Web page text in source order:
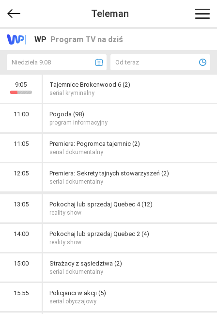
Teleman
WP Program TV na dziś
Niedziela 9.08 Od teraz
9:05 Tajemnice Brokenwood 6 (2)
serial kryminalny
11:00 Pogoda (98)
program informacyjny
11:05 Premiera: Pogromca tajemnic (2)
serial dokumentalny
12:05 Premiera: Sekrety tajnych stowarzyszeń (2)
serial dokumentalny
13:05 Pokochaj lub sprzedaj Quebec 4 (12)
reality show
14:00 Pokochaj lub sprzedaj Quebec 2 (4)
reality show
15:00 Strażacy z sąsiedztwa (2)
serial dokumentalny
15:55 Policjanci w akcji (5)
serial obyczajowy